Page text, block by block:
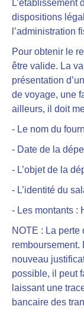
L’établissement
dispositions
l’administration
Pour obtenir le
être valide. La
présentation
de voyage, une
ailleurs, il doit
- Le nom du
- Date de la
- L’objet de la
- L’identité du
- Les montants :
NOTE : La perte
remboursement.
nouveau
possible, il peut
laissant une
bancaire des